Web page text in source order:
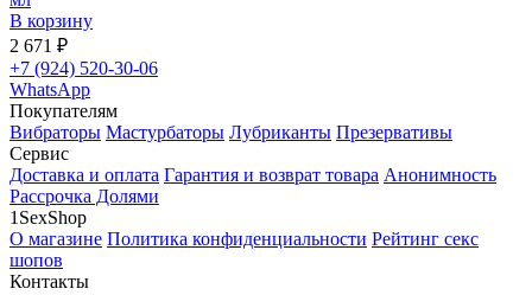
В корзину
2 671 ₽
+7 (924) 520-30-06
WhatsApp
Покупателям
Вибраторы Мастурбаторы Лубриканты Презервативы
Сервис
Доставка и оплата Гарантия и возврат товара Анонимность
Рассрочка Долями
1SexShop
О магазине Политика конфиденциальности Рейтинг секс
шопов
Контакты